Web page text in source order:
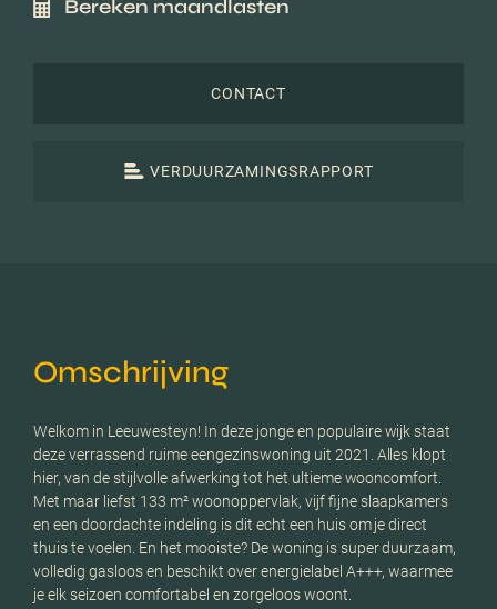
Bereken maandlasten
CONTACT
VERDUURZAMINGSRAPPORT
Omschrijving
Welkom in Leeuwesteyn! In deze jonge en populaire wijk staat
deze verrassend ruime eengezinswoning uit 2021. Alles klopt
hier, van de stijlvolle afwerking tot het ultieme wooncomfort.
Met maar liefst 133 m² woonoppervlak, vijf fijne slaapkamers
en een doordachte indeling is dit echt een huis om je direct
thuis te voelen. En het mooiste? De woning is super duurzaam,
volledig gasloos en beschikt over energielabel A+++, waarmee
je elk seizoen comfortabel en zorgeloos woont.